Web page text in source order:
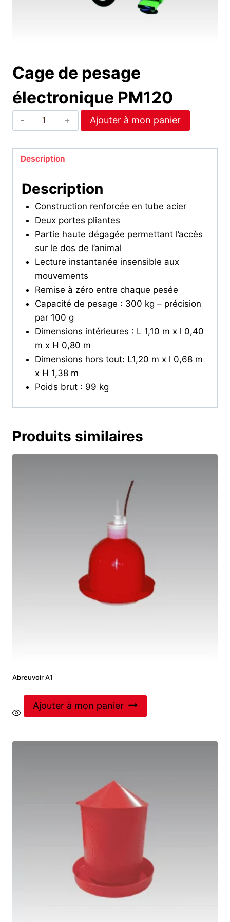
Cage de pesage
électronique PM120
quantité
de
de
pesage
électronique
PM120
Ajouter à mon panier
Description
Description
Construction renforcée en tube acier
Deux portes pliantes
Partie haute dégagée permettant l’accès
sur le dos de l’animal
Lecture instantanée insensible aux
mouvements
Remise à zéro entre chaque pesée
Capacité de pesage : 300 kg – précision
par 100 g
Dimensions intérieures : L 1,10 m x l 0,40
m x H 0,80 m
Dimensions hors tout: L1,20 m x l 0,68 m
x H 1,38 m
Poids brut : 99 kg
Produits similaires
Abreuvoir A1
Ajouter à mon panier